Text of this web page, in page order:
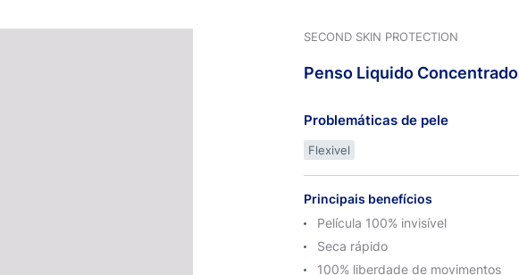
SECOND SKIN PROTECTION
Penso Liquido Concentrado
Problemáticas de pele
Flexivel
Principais benefícios
Película 100% invisível
Seca rápido
100% liberdade de movimentos